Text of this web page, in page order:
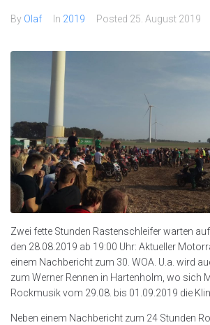
By Olaf In 2019 Posted 25. August 2019
Zwei fette Stunden Rastenschleifer warten
den 28.08.2019 ab 19:00 Uhr: Aktueller
einem Nachbericht zum 30. WOA. U.a. wird
zum Werner Rennen in Hartenholm, wo sich
Rockmusik vom 29.08. bis 01.09.2019 die
Neben einem Nachbericht zum 24 Stunden